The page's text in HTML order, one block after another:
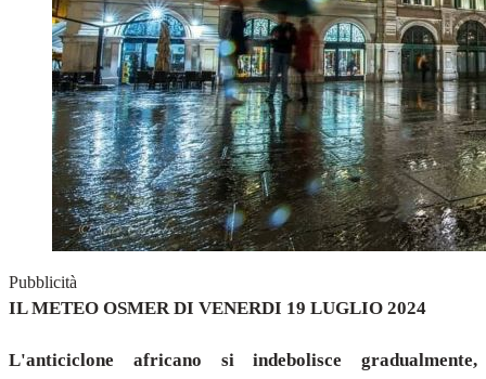
Pubblicità
IL METEO OSMER DI VENERDI 19 LUGLIO 2024
L'anticiclone africano si indebolisce gradualmente,